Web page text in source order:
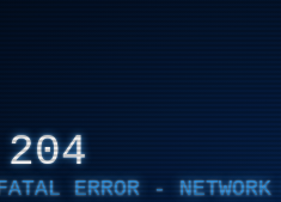
204
ERROR - NETWORK